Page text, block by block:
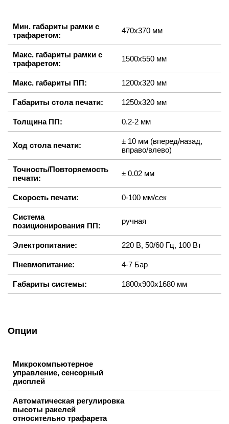
Мин. габариты рамки с
трафаретом:
470х370 мм
Макс. габариты рамки с
трафаретом:
1500х550 мм
Макс. габариты ПП: 1200х320 мм
Габариты стола печати: 1250х320 мм
Толщина ПП: 0.2-2 мм
Ход стола печати:
± 10 мм (вперед/назад,
вправо/влево)
Точность/Повторяемость
печати:
± 0.02 мм
Скорость печати: 0-100 мм/сек
Система
позиционирования ПП:
ручная
Электропитание: 220 В, 50/60 Гц, 100 Вт
Пневмопитание: 4-7 Бар
Габариты системы: 1800х900х1680 мм
Опции
Микрокомпьютерное
управление, сенсорный
дисплей
Автоматическая регулировка
высоты ракелей
относительно трафарета